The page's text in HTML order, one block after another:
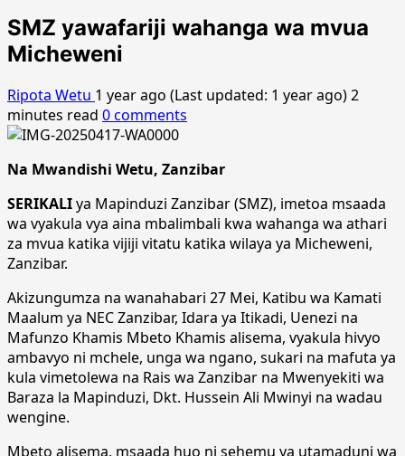
SMZ yawafariji wahanga wa mvua
Micheweni
Ripota Wetu 1 year ago (Last updated: 1 year ago)2
minutes read 0 comments
Na Mwandishi Wetu, Zanzibar
SERIKALIya Mapinduzi Zanzibar (SMZ), imetoa msaada
wa vyakula vya aina mbalimbali kwa wahanga wa athari
za mvua katika vijiji vitatu katika wilaya ya Micheweni,
Zanzibar.
Akizungumza na wanahabari 27 Mei, Katibu wa Kamati
Maalum ya NEC Zanzibar, Idara ya Itikadi, Uenezi na
Mafunzo Khamis Mbeto Khamis alisema, vyakula hivyo
ambavyo ni mchele, unga wa ngano, sukari na mafuta ya
kula vimetolewa na Rais wa Zanzibar na Mwenyekiti wa
Baraza la Mapinduzi, Dkt. Hussein Ali Mwinyi na wadau
wengine.
Mbeto alisema, msaada huo ni sehemu ya utamaduni wa